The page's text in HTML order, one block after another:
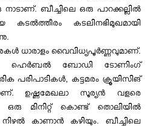
നാടാണ്. ബീച്ചിലെ ഒരു പാറക്കല്ലിൽ
കടൽത്തീരം കടലിനഭിമുഖമായി
ധാരാളം വൈവിധ്യപൂർണ്ണവുമാണ്.
ഹെർബൽ ബോഡി ടോണിംഗ്
പരിപാടികൾ, കട്ടമരം ക്രൂയിസിങ്
ഉഷ്ണമേഖലാ സൂര്യൻ വളരെ
ഒരു മിനിറ്റ് കൊണ്ട് തൊലിയിൽ
കാണാൻ കഴിയും. ബീച്ചിലെ